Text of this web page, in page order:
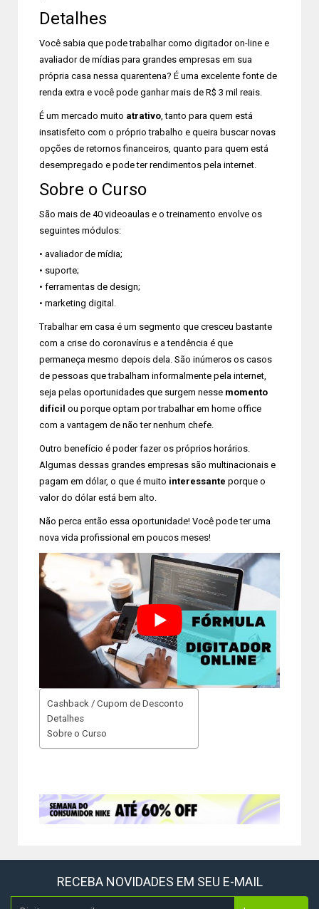
Detalhes
Você sabia que pode trabalhar como digitador on-line e
avaliador de mídias para grandes empresas em sua
própria casa nessa quarentena? É uma excelente fonte de
renda extra e você pode ganhar mais de R$ 3 mil reais.
É um mercado muito atrativo, tanto para quem está
insatisfeito com o próprio trabalho e queira buscar novas
opções de retornos financeiros, quanto para quem está
desempregado e pode ter rendimentos pela internet.
Sobre o Curso
São mais de 40 videoaulas e o treinamento envolve os
seguintes módulos:
• avaliador de mídia;
• suporte;
• ferramentas de design;
• marketing digital.
Trabalhar em casa é um segmento que cresceu bastante
com a crise do coronavírus e a tendência é que
permaneça mesmo depois dela. São inúmeros os casos
de pessoas que trabalham informalmente pela internet,
seja pelas oportunidades que surgem nesse momento
difícil ou porque optam por trabalhar em home office
com a vantagem de não ter nenhum chefe.
Outro benefício é poder fazer os próprios horários.
Algumas dessas grandes empresas são multinacionais e
pagam em dólar, o que é muito interessante porque o
valor do dólar está bem alto.
Não perca então essa oportunidade! Você pode ter uma
nova vida profissional em poucos meses!
Cashback / Cupom de Desconto
Detalhes
Sobre o Curso
RECEBA NOVIDADES EM SEU E-MAIL